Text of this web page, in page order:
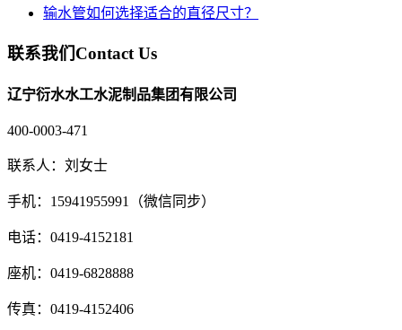
输水管如何选择适合的直径尺寸？
联系我们Contact Us
辽宁衍水水工水泥制品集团有限公司
400-0003-471
联系人：刘女士
手机：15941955991（微信同步）
电话：0419-4152181
座机：0419-6828888
传真：0419-4152406